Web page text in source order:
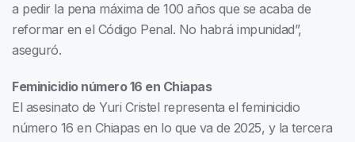
a pedir la pena máxima de 100 años que se acaba de
reformar en el Código Penal. No habrá impunidad”,
aseguró.
Feminicidio número 16 en Chiapas
El asesinato de Yuri Cristel representa el feminicidio
número 16 en Chiapas en lo que va de 2025, y la tercera